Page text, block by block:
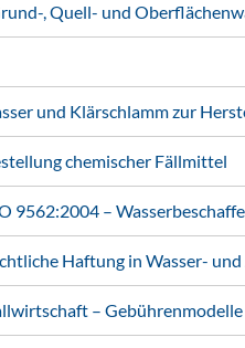
, Quell- und
und Klärschlamm zur
chemischer Fällmittel
9562:2004 –
Haftung in Wasser-
– Gebührenmodelle